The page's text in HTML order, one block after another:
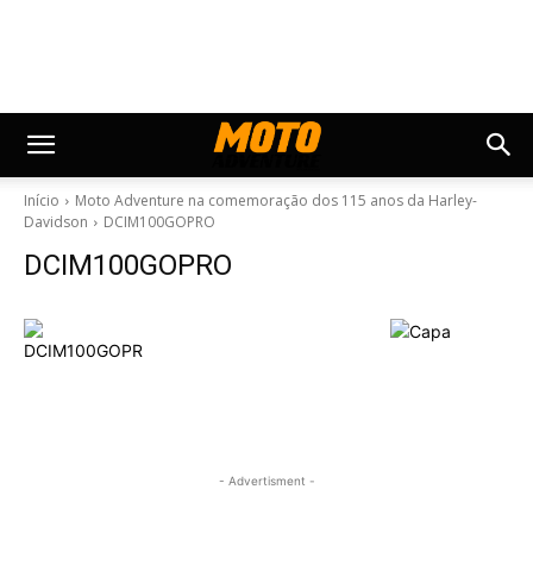
Início
Moto Adventure na comemoração dos 115 anos da Harley-
Davidson
DCIM100GOPRO
DCIM100GOPRO
- Advertisment -